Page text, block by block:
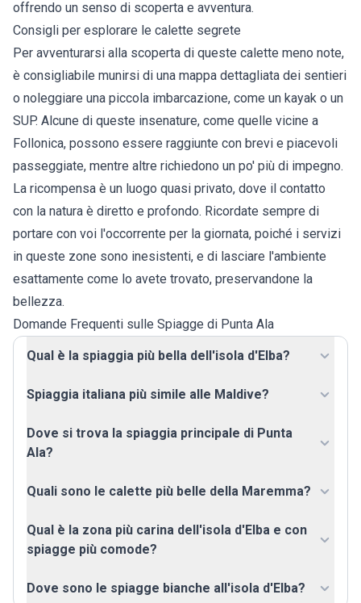
offrendo un senso di scoperta e avventura.
Consigli per esplorare le calette segrete
Per avventurarsi alla scoperta di queste calette meno note,
è consigliabile munirsi di una mappa dettagliata dei sentieri
o noleggiare una piccola imbarcazione, come un kayak o un
SUP. Alcune di queste insenature, come quelle vicine a
Follonica, possono essere raggiunte con brevi e piacevoli
passeggiate, mentre altre richiedono un po' più di impegno.
La ricompensa è un luogo quasi privato, dove il contatto
con la natura è diretto e profondo. Ricordate sempre di
portare con voi l'occorrente per la giornata, poiché i servizi
in queste zone sono inesistenti, e di lasciare l'ambiente
esattamente come lo avete trovato, preservandone la
bellezza.
Domande Frequenti sulle Spiagge di Punta Ala
Qual è la spiaggia più bella dell'isola d'Elba?
Spiaggia italiana più simile alle Maldive?
Dove si trova la spiaggia principale di Punta
Ala?
Quali sono le calette più belle della Maremma?
Qual è la zona più carina dell'isola d'Elba e con
spiagge più comode?
Dove sono le spiagge bianche all'isola d'Elba?